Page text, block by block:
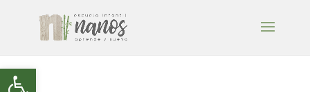
Abrir barra de herramientas